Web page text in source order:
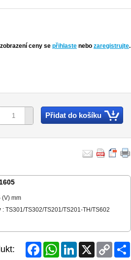
ceny se přihlaste nebo zaregistrujte.
Přidat do košíku
(V) mm
: TS301/TS302/TS201/TS201-TH/TS602
FacebookWhatsAppLinkedInX
Copy
Link